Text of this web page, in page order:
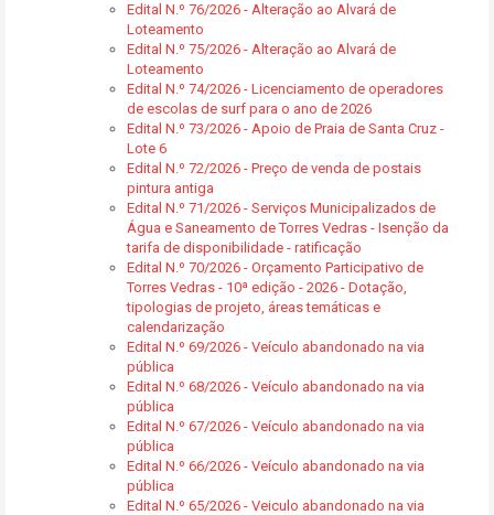
Edital N.º 76/2026 - Alteração ao Alvará de
Loteamento
Edital N.º 75/2026 - Alteração ao Alvará de
Loteamento
Edital N.º 74/2026 - Licenciamento de operadores
de escolas de surf para o ano de 2026
Edital N.º 73/2026 - Apoio de Praia de Santa Cruz -
Lote 6
Edital N.º 72/2026 - Preço de venda de postais
pintura antiga
Edital N.º 71/2026 - Serviços Municipalizados de
Água e Saneamento de Torres Vedras - Isenção da
tarifa de disponibilidade - ratificação
Edital N.º 70/2026 - Orçamento Participativo de
Torres Vedras - 10ª edição - 2026 - Dotação,
tipologias de projeto, áreas temáticas e
calendarização
Edital N.º 69/2026 - Veículo abandonado na via
pública
Edital N.º 68/2026 - Veículo abandonado na via
pública
Edital N.º 67/2026 - Veículo abandonado na via
pública
Edital N.º 66/2026 - Veículo abandonado na via
pública
Edital N.º 65/2026 - Veiculo abandonado na via